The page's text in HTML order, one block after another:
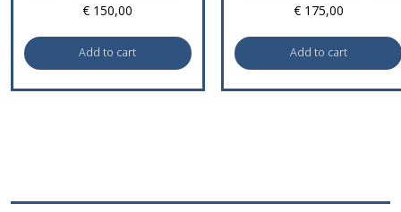
€ 150,00
Add to cart
€175,00
Add to cart